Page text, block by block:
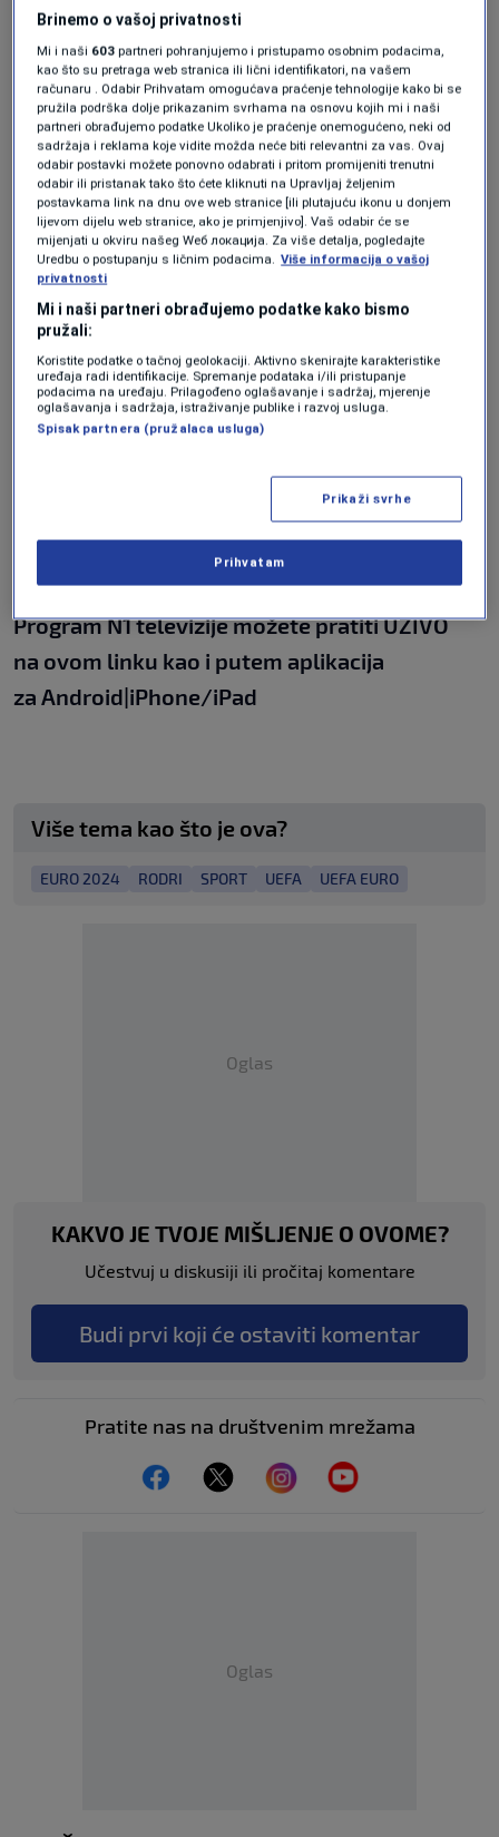
desetljećima spore London i Madrid.
“Gibraltar je španski, Gibraltar je
španski…”,pjevao je 28-godišnjiRodri, vidi se
na snimci objavljenoj na portalu novina Marca.
Stigla je i reakcija izGibraltara.
“Gibraltarski nogometni savez uložit će
službenu žalbu UEFA-i nakon proslave
španske muške reprezentacije na Euru 2024.
Gibraltarski nogometni savez primijetio je
prilikom slavlja. U nogometu nema mjesta za
poručili su iz tamošnjeg
Program N1 televizije možete pratiti UŽIVO
na ovom linku kao i putem aplikacija
za Android|iPhone/iPad
Više tema kao što je ova?
EURO 2024 RODRI SPORT UEFA UEFA EURO
Oglas
KAKVO JE TVOJE MIŠLJENJE O OVOME?
Učestvuj u diskusiji ili pročitaj komentare
Budi prvi koji će ostaviti komentar
Pratite nas na društvenim mrežama
Oglas
Brinemo o vašoj privatnosti
Mi i naši 603 partneri pohranjujemo i pristupamo osobnim podacima,
kao što su pretraga web stranica ili lični identifikatori, na vašem
računaru . Odabir Prihvatam omogućava praćenje tehnologije kako bi se
pružila podrška dolje prikazanim svrhama na osnovu kojih mi i naši
partneri obrađujemo podatke Ukoliko je praćenje onemogućeno, neki od
sadržaja i reklama koje vidite možda neće biti relevantni za vas. Ovaj
odabir postavki možete ponovno odabrati i pritom promijeniti trenutni
odabir ili pristanak tako što ćete kliknuti na Upravljaj željenim
postavkama link na dnu ove web stranice [ili plutajuću ikonu u donjem
lijevom dijelu web stranice, ako je primjenjivo]. Vaš odabir će se
mijenjati u okviru našeg Wеб локација. Za više detalja, pogledajte
Uredbu o postupanju s ličnim podacima. Više informacija o vašoj
privatnosti
Mi i naši partneri obrađujemo podatke kako bismo
pružali:
Koristite podatke o tačnoj geolokaciji. Aktivno skenirajte karakteristike
uređaja radi identifikacije. Spremanje podataka i/ili pristupanje
podacima na uređaju. Prilagođeno oglašavanje i sadržaj, mjerenje
oglašavanja i sadržaja, istraživanje publike i razvoj usluga.
Spisak partnera (pružalaca usluga)
Prikaži svrhe
Prihvatam